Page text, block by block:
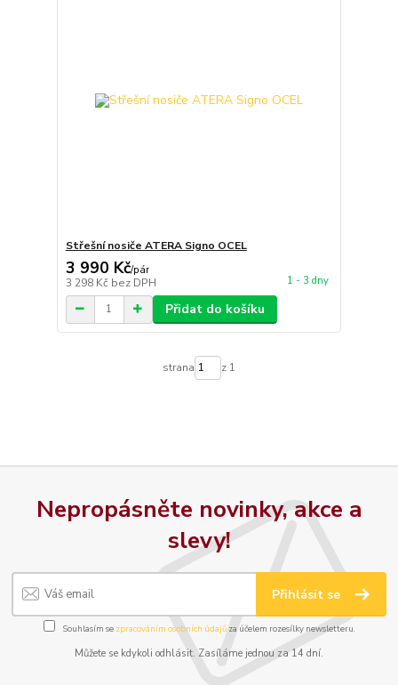
Střešní nosiče ATERA Signo OCEL
3 990 Kč/pár
3 298 Kč bez DPH 1 - 3 dny
Přidat do košíku
strana z 1
Nepropásněte novinky, akce a
slevy!
Přihlásit se
Souhlasím se zpracováním osobních údajůza účelem rozesílky newsletteru.
Můžete se kdykoli odhlásit. Zasíláme jednou za 14 dní.